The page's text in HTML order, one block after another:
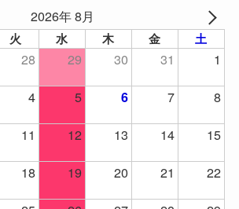
2026年 8月
火 水 木 金 土
28 29 30 31
1
4 5 6 7
8
11 12 13 14
15
18 19 20 21
22